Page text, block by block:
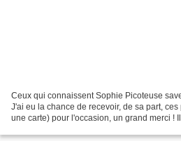
Ceux qui connaissent Sophie Picoteuse
J'ai eu la chance de recevoir, de sa part,
une carte) pour l'occasion, un grand merci !